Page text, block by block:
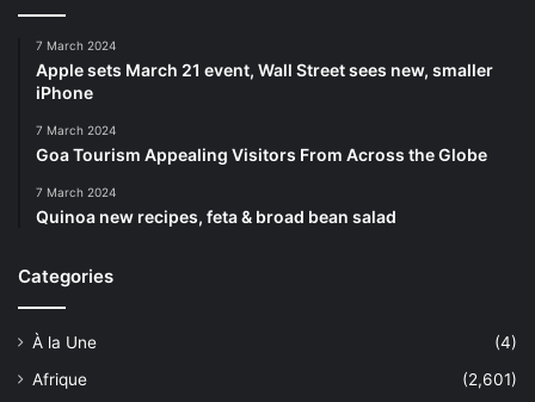
7 March 2024
Apple sets March 21 event, Wall Street sees new, smaller
iPhone
7 March 2024
Goa Tourism Appealing Visitors From Across the Globe
7 March 2024
Quinoa new recipes, feta & broad bean salad
Categories
À la Une
(4)
Afrique
(2,601)